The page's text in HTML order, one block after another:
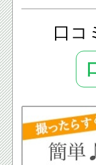
口コ